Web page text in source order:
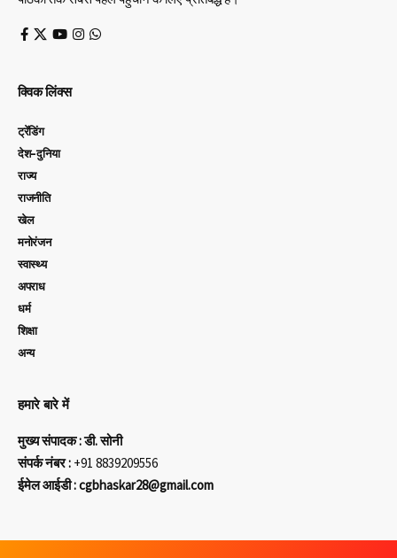
क्विक लिंक्स
ट्रेंडिंग
देश-दुनिया
राज्य
राजनीति
खेल
मनोरंजन
स्वास्थ्य
अपराध
धर्म
शिक्षा
अन्य
हमारे बारे में
मुख्य संपादक : डी. सोनी
संपर्क नंबर : +91 8839209556
ईमेल आईडी : cgbhaskar28@gmail.com